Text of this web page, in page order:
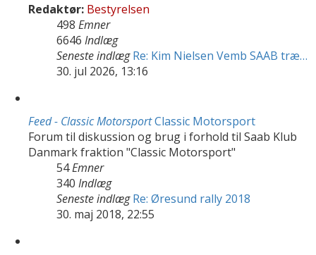
Redaktør: Bestyrelsen
498 Emner
6646 Indlæg
Seneste indlæg Re: Kim Nielsen Vemb SAAB træ…
30. jul 2026, 13:16
Feed - Classic MotorsportClassic Motorsport
Forum til diskussion og brug i forhold til Saab Klub
Danmark fraktion "Classic Motorsport"
54Emner
340 Indlæg
Seneste indlæg Re: Øresund rally 2018
30. maj 2018, 22:55